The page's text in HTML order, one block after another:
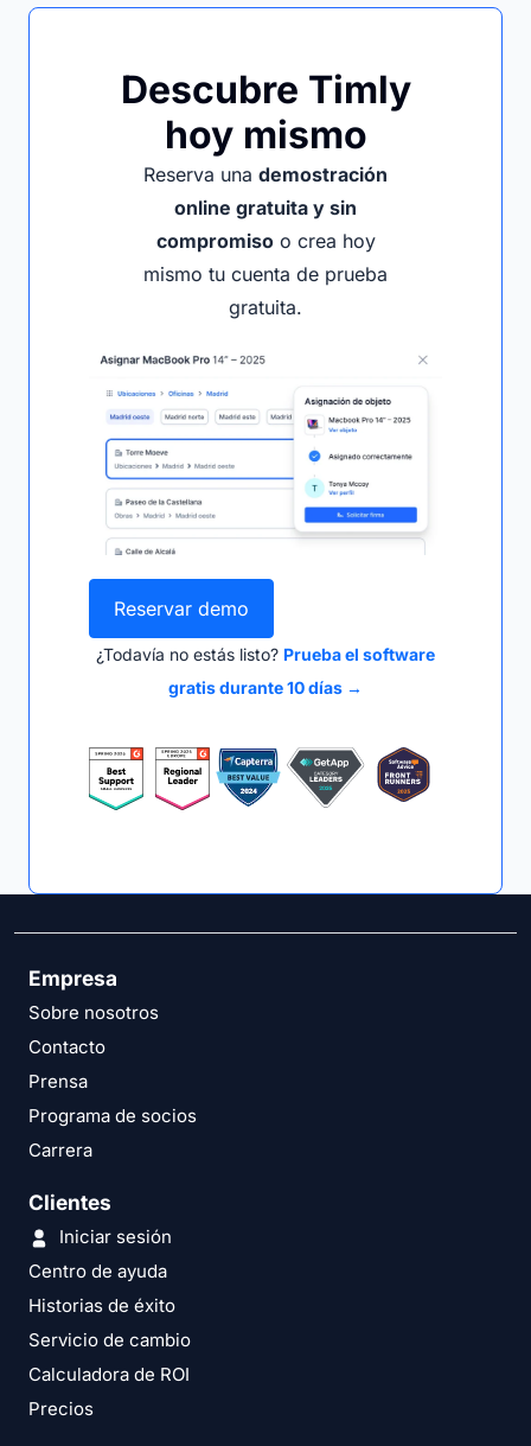
Descubre Timly
hoy mismo
Reserva una demostración
online gratuita y sin
compromisoo crea hoy
mismo tu cuenta de prueba
gratuita.
Reservar demo
¿Todavía no estás listo? Prueba el software
gratis durante 10 días →
Empresa
Sobre nosotros
Contacto
Prensa
Programa de socios
Carrera
Clientes
Iniciar sesión
Centro de ayuda
Historias de éxito
Servicio de cambio
Calculadora de ROI
Precios